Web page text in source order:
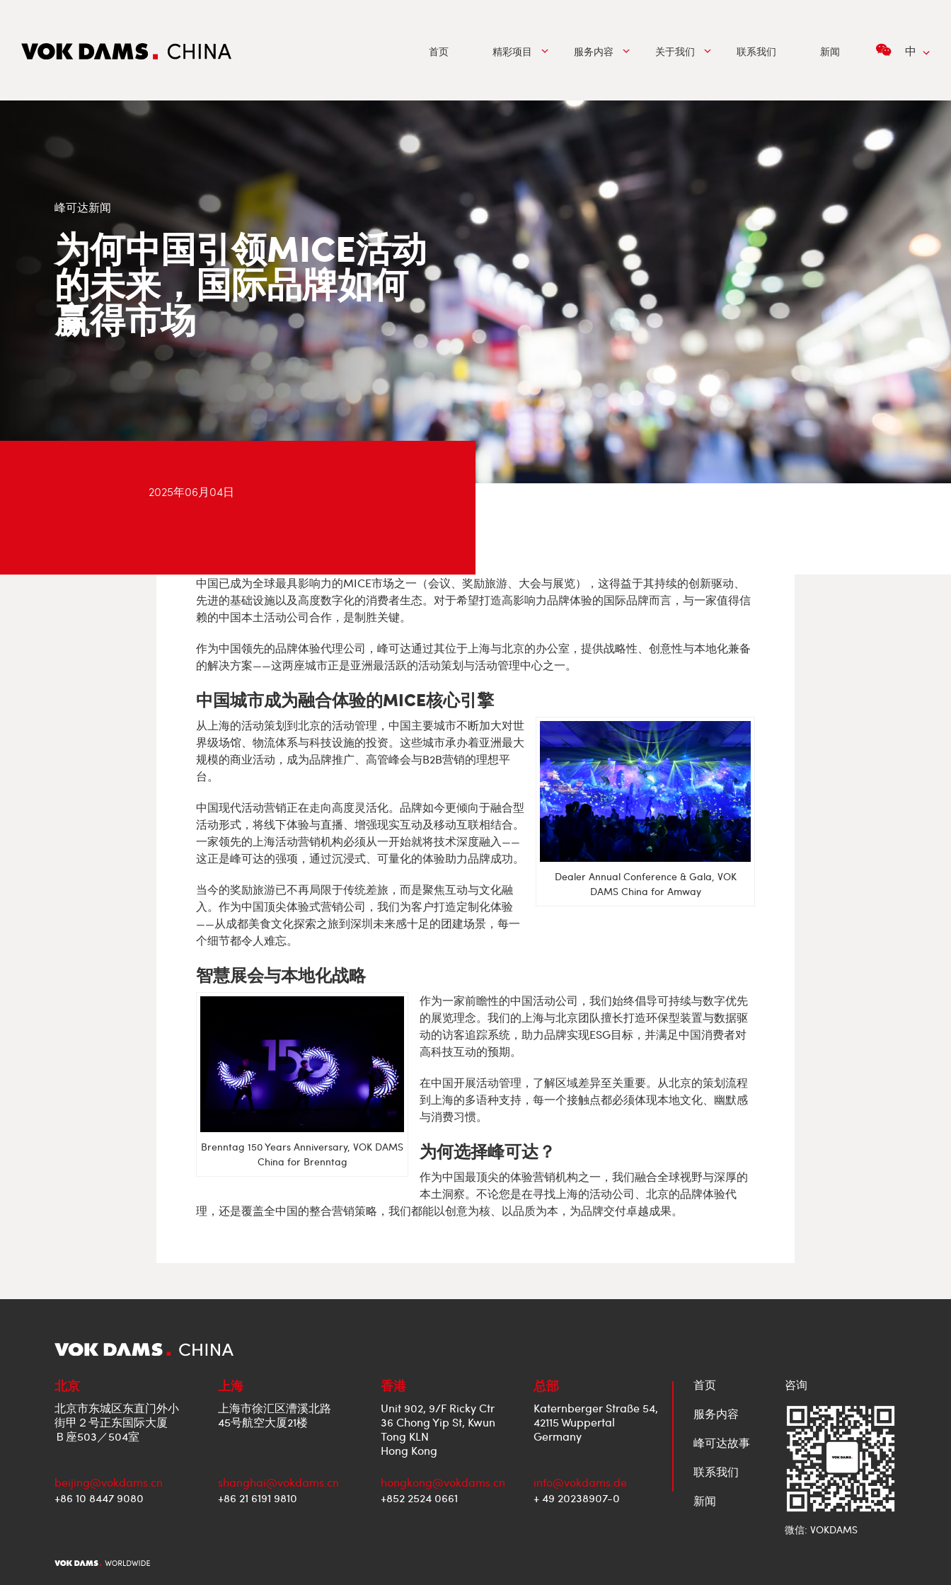
首页 精彩项目 服务内容 关于我们 联系我们 新闻 中
峰可达新闻
为何中国引领MICE活动
的未来，国际品牌如何
赢得市场
2025年06月04日
中国已成为全球最具影响力的MICE市场之一（会议、奖励旅游、大会与展览），这得益于其持续的创新驱动、
先进的基础设施以及高度数字化的消费者生态。对于希望打造高影响力品牌体验的国际品牌而言，与一家值得信
赖的中国本土活动公司合作，是制胜关键。
作为中国领先的品牌体验代理公司 ，峰可达通过其位于上海与北京的办公室，提供战略性、创意性与本地化兼备
的解决方案——这两座城市正是亚洲最活跃的活动策划与活动管理中心之一。
中国城市成为融合体验的MICE核心引擎
Dealer Annual Conference & Gala, VOK
DAMS China for Amway
从上海的活动策划到北京的活动管理，中国主要城市不断加大对世
界级场馆、物流体系与科技设施的投资。这些城市承办着亚洲最大
规模的商业活动，成为品牌推广、高管峰会与B2B营销的理想平
台。
中国现代活动营销正在走向高度灵活化。品牌如今更倾向于融合型
活动形式，将线下体验与直播、增强现实互动及移动互联相结合。
一家领先的上海活动营销机构必须从一开始就将技术深度融入——
这正是峰可达的强项，通过沉浸式、可量化的体验助力品牌成功。
当今的奖励旅游已不再局限于传统差旅，而是聚焦互动与文化融
入。作为中国顶尖体验式营销公司，我们为客户打造定制化体验
——从成都美食文化探索之旅到深圳未来感十足的团建场景，每一
个细节都令人难忘。
智慧展会与本地化战略
Brenntag 150 Years Anniversary, VOK DAMS
China for Brenntag
作为一家前瞻性的中国活动公司，我们始终倡导可持续与数字优先
的展览理念。我们的上海与北京团队擅长打造环保型装置与数据驱
动的访客追踪系统，助力品牌实现ESG目标，并满足中国消费者对
高科技互动的预期。
在中国开展活动管理，了解区域差异至关重要。从北京的策划流程
到上海的多语种支持，每一个接触点都必须体现本地文化、幽默感
与消费习惯。
为何选择峰可达？
作为中国最顶尖的体验营销机构之一，我们融合全球视野与深厚的
本土洞察。不论您是在寻找上海的活动公司、北京的品牌体验代
理，还是覆盖全中国的整合营销策略，我们都能以创意为核、以品质为本，为品牌交付卓越成果。
北京
北京市东城区东直门外小
街甲２号正东国际大厦
Ｂ座503／504室
beijing@vokdams.cn
+86 10 8447 9080
上海
上海市徐汇区漕溪北路
45号航空大厦21楼
shanghai@vokdams.cn
+86 21 6191 9810
香港
Unit 902, 9/F Ricky Ctr
36 Chong Yip St, Kwun
Tong KLN
Hong Kong
hongkong@vokdams.cn
+852 2524 0661
总部
Katernberger Straße 54,
42115 Wuppertal
Germany
info@vokdams.de
+ 49 20238907-0
首页
服务内容
峰可达故事
联系我们
新闻
咨询
微信: VOKDAMS